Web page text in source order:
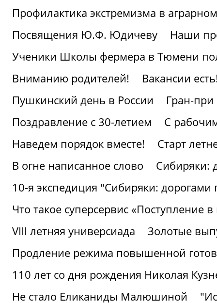
Профилактика экстремизма в аграрном
Посвящения Ю.Ф. Юдичеву
Наши
Ученики Школы фермера в Тюмени
Вниманию родителей!
Вакансии
Пушкинский день в России
Гран-
Поздравление с 30-летием
С
Наведем порядок вместе!
Старт
В огне написанное слово
Сибиряки:
10-я экспедиция "Сибиряки: дорогами
Что такое суперсервис «Поступление
VIII летняя универсиада
Золотые
Продление режима повышенной
110 лет со дня рождения Николая
Не стало Еликаниды Малюшиной